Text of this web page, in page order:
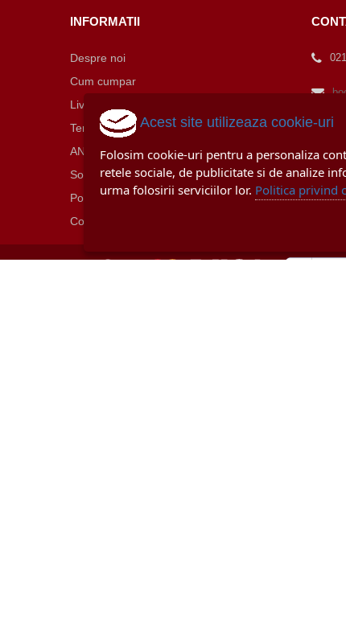
INFORMATII
Despre noi
Cum cumpar
Livrare si retur
Termeni si conditii
ANPC
Solutionarea litigiilor
Politica de utilizare Cookie-uri
Contact
Relatii
17:00
Acest site utilizeaza cookie-uri
Folosim cookie-uri pentru a personaliza
retele sociale, de publicitate si de analize
urma folosirii serviciilor lor. Politica privind